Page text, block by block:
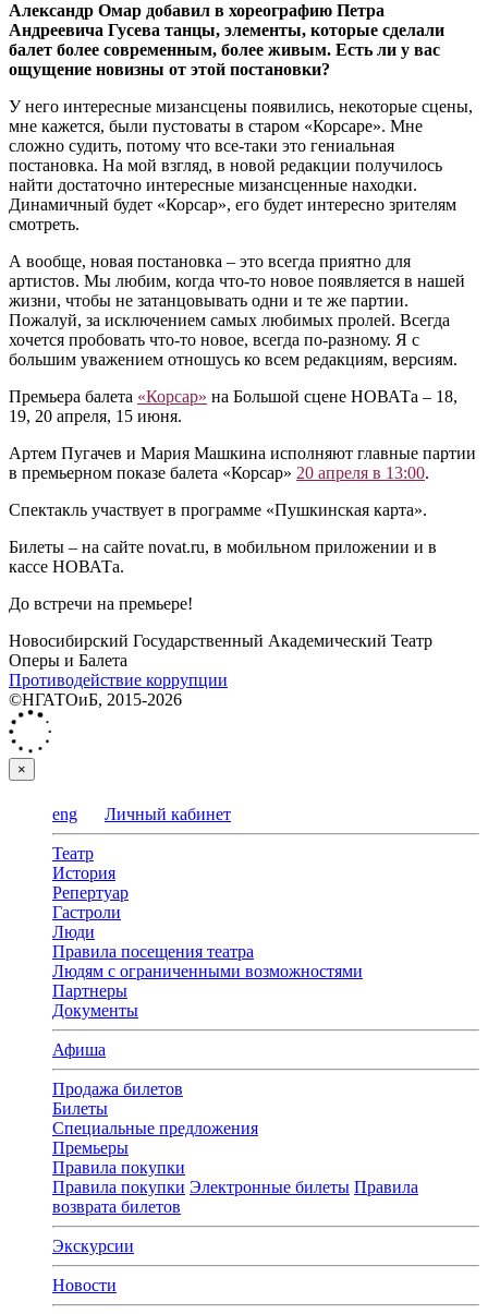
Александр Омар добавил в хореографию Петра
Андреевича Гусева танцы, элементы, которые сделали
балет более современным, более живым. Есть ли у вас
ощущение новизны от этой постановки?
У него интересные мизансцены появились, некоторые сцены,
мне кажется, были пустоваты в старом «Корсаре». Мне
сложно судить, потому что все-таки это гениальная
постановка. На мой взгляд, в новой редакции получилось
найти достаточно интересные мизансценные находки.
Динамичный будет «Корсар», его будет интересно зрителям
смотреть.
А вообще, новая постановка – это всегда приятно для
артистов. Мы любим, когда что-то новое появляется в нашей
жизни, чтобы не затанцовывать одни и те же партии.
Пожалуй, за исключением самых любимых пролей. Всегда
хочется пробовать что-то новое, всегда по-разному. Я с
большим уважением отношусь ко всем редакциям, версиям.
Премьера балета «Корсар» на Большой сцене НОВАТа ‒ 18,
19, 20 апреля, 15 июня.
Артем Пугачев и Мария Машкина исполняют главные партии
в премьерном показе балета «Корсар» 20 апреля в 13:00.
Спектакль участвует в программе «Пушкинская карта».
Билеты ‒ на сайте novat.ru, в мобильном приложении и в
кассе НОВАТа.
До встречи на премьере!
Новосибирский Государственный Академический Театр
Оперы и Балета
Противодействие коррупции
©НГАТОиБ, 2015-2026
×
eng Личный кабинет
Театр
История
Репертуар
Гастроли
Люди
Правила посещения театра
Людям с ограниченными возможностями
Партнеры
Документы
Афиша
Продажа билетов
Билеты
Специальные предложения
Премьеры
Правила покупки
Правила покупки Электронные билеты Правила
возврата билетов
Экскурсии
Новости